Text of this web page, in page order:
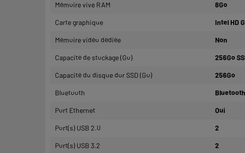
Mémoire vive RAM 8Go
Carte graphique Intel HD
Mémoire vidéo dédiée Non
Capacité de stockage (Go) 256Go
Capacité du disque dur SSD (Go) 256Go
Bluetooth
Port Ethernet Oui
Port(s) USB 2.0 2
Port(s) USB 3.2 2